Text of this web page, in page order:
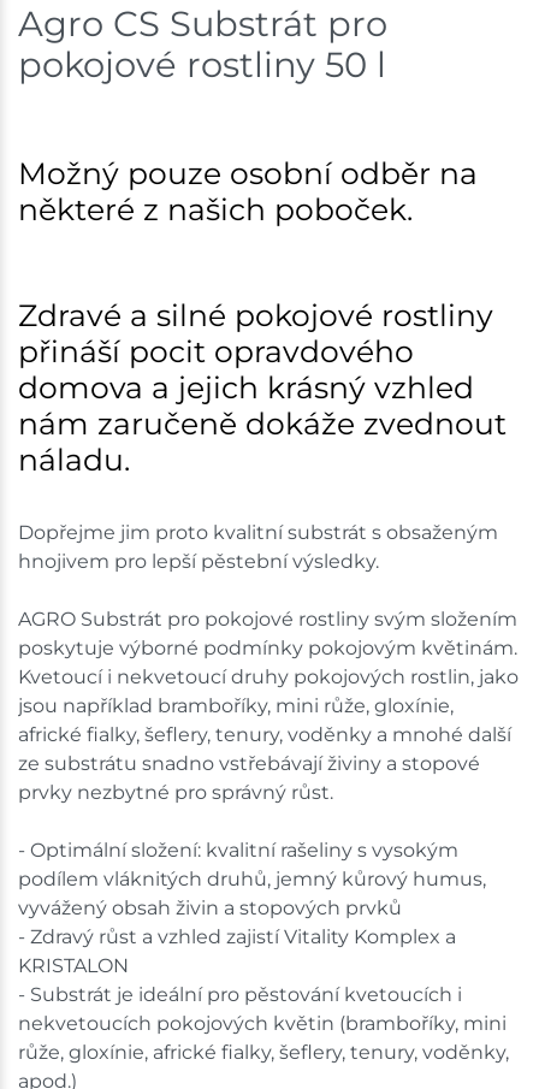
Skladem na prodejně - doručení do 7 dnů
Bystřice
Mohelnice
Nové Město
Skladem na prodejně - doručení do 7 dnů
15 ks
Velká Bíteš
Skladem na prodejně - doručení do 7 dnů
13 ks
Ceny na prodejnách se mohou lišit od cen na e-
shopu.
Agro CS Substrát pro
pokojové rostliny 50 l
Možný pouze osobní odběr na
některé z našich poboček.
Zdravé a silné pokojové rostliny
přináší pocit opravdového
domova a jejich krásný vzhled
nám zaručeně dokáže zvednout
náladu.
Dopřejme jim proto kvalitní substrát s obsaženým
hnojivem pro lepší pěstební výsledky.
AGRO Substrát pro pokojové rostliny svým složením
poskytuje výborné podmínky pokojovým květinám.
Kvetoucí i nekvetoucí druhy pokojových rostlin, jako
jsou například bramboříky, mini růže, gloxínie,
africké fialky, šeflery, tenury, voděnky a mnohé další
ze substrátu snadno vstřebávají živiny a stopové
prvky nezbytné pro správný růst.
- Optimální složení: kvalitní rašeliny s vysokým
podílem vláknitých druhů, jemný kůrový humus,
vyvážený obsah živin a stopových prvků
- Zdravý růst a vzhled zajistí Vitality Komplex a
KRISTALON
- Substrát je ideální pro pěstování kvetoucích i
nekvetoucích pokojových květin (bramboříky, mini
růže, gloxínie, africké fialky, šeflery, tenury, voděnky,
apod.)